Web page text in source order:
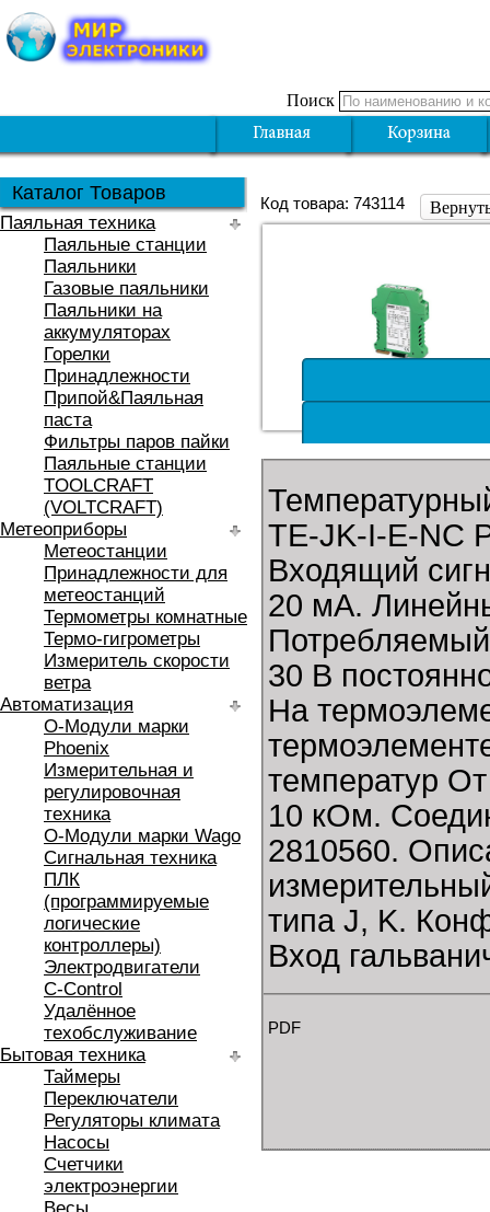
Поиск
Каталог Товаров
Паяльная техника
Паяльные станции
Паяльники
Газовые паяльники
Паяльники на
аккумуляторах
Горелки
Принадлежности
Припой&Паяльная
паста
Фильтры паров пайки
Паяльные станции
TOOLCRAFT
(VOLTCRAFT)
Метеоприборы
Метеостанции
Принадлежности для
метеостанций
Термометры комнатные
Термо-гигрометры
Измеритель скорости
ветра
Автоматизация
O-Модули марки
Phoenix
Измерительная и
регулировочная
техника
O-Модули марки Wago
Сигнальная техника
ПЛК
(программируемые
логические
контроллеры)
Электродвигатели
C-Control
Удалённое
техобслуживание
Бытовая техника
Таймеры
Переключатели
Регуляторы климата
Насосы
Счетчики
электроэнергии
Код товара: 743114
TE-JK-I-E-NC
Входящий
20 мA.
30 В
На
температур
10 кОм.
2810560.
типа J, K.
Вход
PDF